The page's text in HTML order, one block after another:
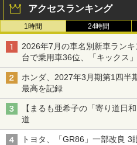
アクセスランキング
1時間 24時間
2026年7月の車名別新車ラン
台で乗用車36位、「キックス
ホンダ、2027年3月期第1四半
最高を記録
【まるも亜希子の「寄り道日
道
トヨタ、「GR86」一部改良